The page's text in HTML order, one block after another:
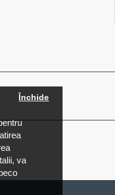
va
Închide